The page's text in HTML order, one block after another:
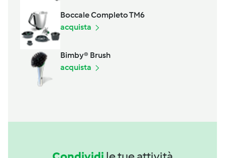
Boccale Completo TM6
acquista
Bimby® Brush
acquista